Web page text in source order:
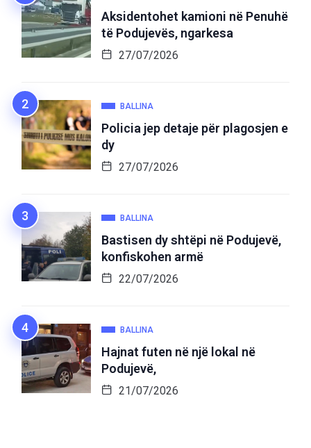
Aksidentohet kamioni në Penuhë
të Podujevës, ngarkesa
27/07/2026
BALLINA
Policia jep detaje për plagosjen e
dy
27/07/2026
BALLINA
Bastisen dy shtëpi në Podujevë,
konfiskohen armë
22/07/2026
BALLINA
Hajnat futen në një lokal në
Podujevë,
21/07/2026